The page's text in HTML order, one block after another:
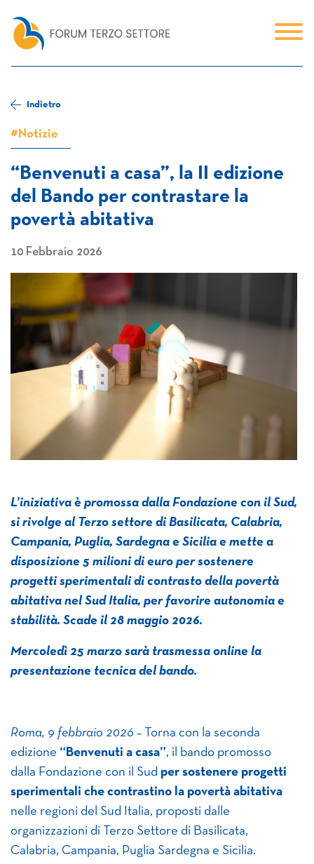
Indietro
#Notizie
“Benvenuti a casa”, la II edizione
del Bando per contrastare la
povertà abitativa
10 Febbraio 2026
L’iniziativa è promossa dalla Fondazione con il Sud,
si rivolge al Terzo settore di Basilicata, Calabria,
Campania, Puglia, Sardegna e Sicilia e mette a
disposizione 5 milioni di euro per sostenere
progetti sperimentali di contrasto della povertà
abitativa nel Sud Italia, per favorire autonomia e
stabilità. Scade il 28 maggio 2026.
Mercoledì 25 marzo sarà trasmessa online la
presentazione tecnica del bando.
Roma, 9 febbraio 2026 –
Torna con la seconda
edizione “Benvenuti a casa”, il bando promosso
dalla Fondazione con il Sud per sostenere progetti
sperimentali che contrastino la povertà abitativa
nelle regioni del Sud Italia, proposti dalle
organizzazioni di Terzo Settore di Basilicata,
Calabria, Campania, Puglia Sardegna e Sicilia.